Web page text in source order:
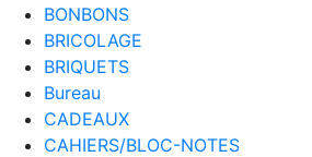
BONBONS
BRICOLAGE
BRIQUETS
Bureau
CADEAUX
CAHIERS/BLOC-NOTES